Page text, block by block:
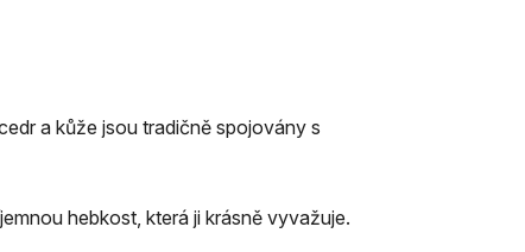
a kůže jsou tradičně spojovány s
hebkost, která ji krásně vyvažuje.